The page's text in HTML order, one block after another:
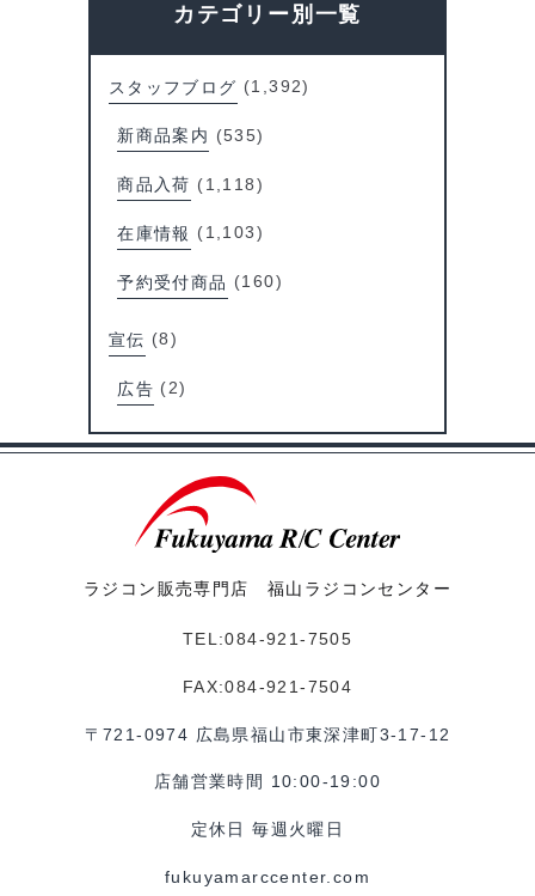
カテゴリー別一覧
スタッフブログ (1,392)
新商品案内 (535)
商品入荷 (1,118)
在庫情報 (1,103)
予約受付商品 (160)
宣伝 (8)
広告 (2)
ラジコン販売専門店 福山ラジコンセンター
TEL:084-921-7505
FAX:084-921-7504
〒721-0974 広島県福山市東深津町3-17-12
店舗営業時間 10:00-19:00
定休日 毎週火曜日
fukuyamarccenter.com